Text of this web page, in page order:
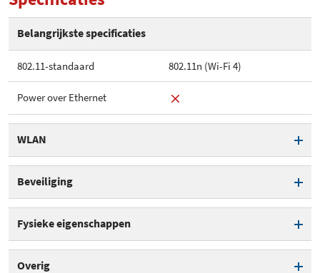
Belangrijkste specificaties
802.11-standaard 802.11n (Wi-Fi 4)
Power over Ethernet
WLAN
Aantal antennes 2
Beveiliging
Fysieke eigenschappen
Overig